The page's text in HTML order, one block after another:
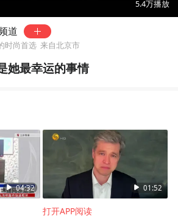
01:53
5.4万播放
道
时尚首选 来自北京市
她最幸运的事情
04:32 01:52
打开APP阅读